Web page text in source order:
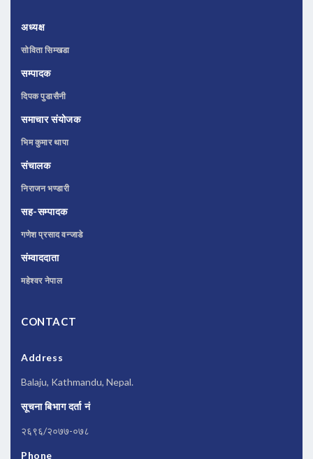
अध्यक्ष
सोविता सिम्खडा
सम्पादक
दिपक पुडासैनी
समाचार संयोजक
भिम कुमार थापा
संचालक
निराजन भण्डारी
सह-सम्पादक
गणेश प्रसाद वन्जाडे
संम्वाददाता
महेश्वर नेपाल
CONTACT
Address
Balaju, Kathmandu, Nepal.
सूचना बिभाग दर्ता नं
२६९६/२०७७-०७८
Phone